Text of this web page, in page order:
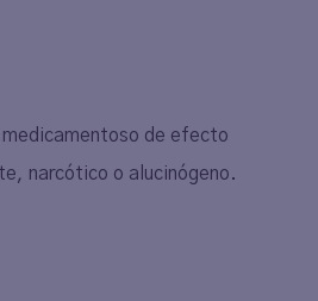
de efecto
narcótico o alucinógeno.